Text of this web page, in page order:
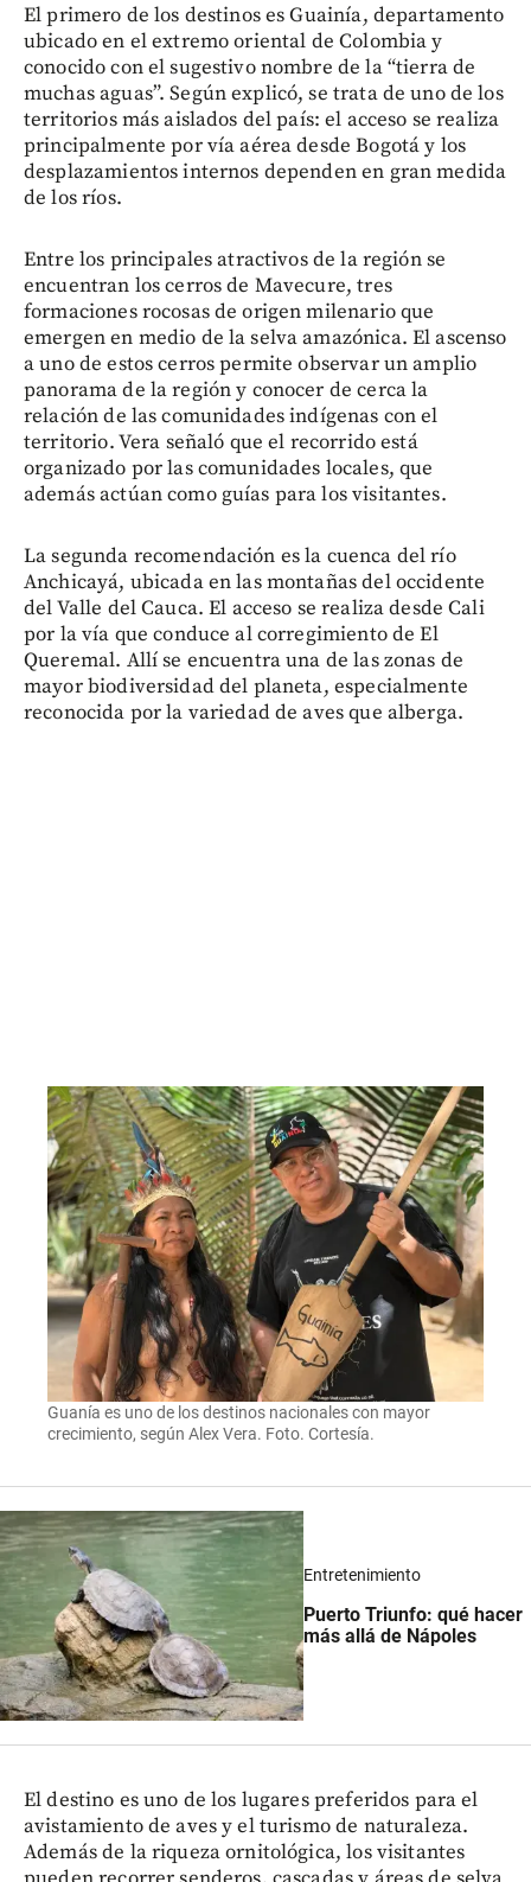
El primero de los destinos es Guainía, departamento
ubicado en el extremo oriental de Colombia y
conocido con el sugestivo nombre de la “tierra de
muchas aguas”. Según explicó, se trata de uno de los
territorios más aislados del país: el acceso se realiza
principalmente por vía aérea desde Bogotá y los
desplazamientos internos dependen en gran medida
de los ríos.
Entre los principales atractivos de la región se
encuentran los cerros de Mavecure, tres
formaciones rocosas de origen milenario que
emergen en medio de la selva amazónica. El ascenso
a uno de estos cerros permite observar un amplio
panorama de la región y conocer de cerca la
relación de las comunidades indígenas con el
territorio. Vera señaló que el recorrido está
organizado por las comunidades locales, que
además actúan como guías para los visitantes.
La segunda recomendación es la cuenca del río
Anchicayá, ubicada en las montañas del occidente
del Valle del Cauca. El acceso se realiza desde Cali
por la vía que conduce al corregimiento de El
Queremal. Allí se encuentra una de las zonas de
mayor biodiversidad del planeta, especialmente
reconocida por la variedad de aves que alberga.
Guanía es uno de los destinos nacionales con mayor
crecimiento, según Alex Vera. Foto. Cortesía.
Entretenimiento
Puerto Triunfo: qué hacer
más allá de Nápoles
El destino es uno de los lugares preferidos para el
avistamiento de aves y el turismo de naturaleza.
Además de la riqueza ornitológica, los visitantes